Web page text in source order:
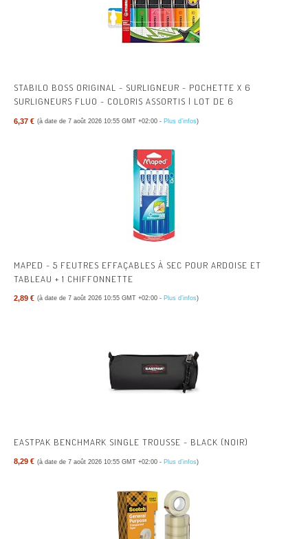
STABILO BOSS ORIGINAL - SURLIGNEUR - POCHETTE X 6
SURLIGNEURS FLUO - COLORIS ASSORTIS | LOT DE 6
6,37 € (à date de 7 août 2026 10:55 GMT +02:00 - Plus d’infos)
MAPED - 5 FEUTRES EFFAÇABLES À SEC POUR ARDOISE ET
TABLEAU + 1 CHIFFONNETTE
2,89 € (à date de 7 août 2026 10:55 GMT +02:00 - Plus d’infos)
EASTPAK BENCHMARK SINGLE TROUSSE - BLACK (NOIR)
8,29 € (à date de 7 août 2026 10:55 GMT +02:00 - Plus d’infos)